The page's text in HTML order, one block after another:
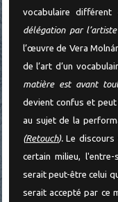
vocabulaire
délégation par
l’œuvre de Vera
de l’art d’un
matière est avant
devient confus et
au sujet de la
(Retouch).Le discours
certain milieu,
serait peut-être celui
serait accepté par ce